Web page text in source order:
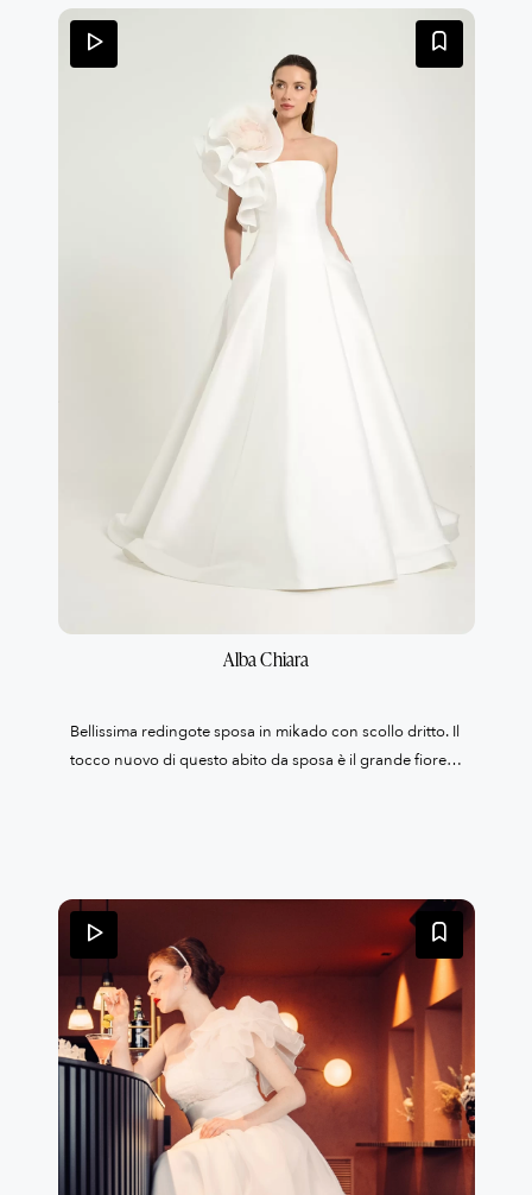
quando ti vedranno camminare verso l'altare. La gonna
ampia si apre in un volume generoso con strascico che
accarezza il pavimento, ma è lo spacco laterale
profondo a regalare quel tocco di sensualità moderna e
disinvolta. È il contrasto perfetto: la maestosità di una
principessa contemporanea e l'audacia di una donna
che sa esattamente chi è.
Alba Chiara
Bellissima redingote sposa in mikado con scollo dritto. Il
tocco nuovo di questo abito da sposa è il grande fiore,